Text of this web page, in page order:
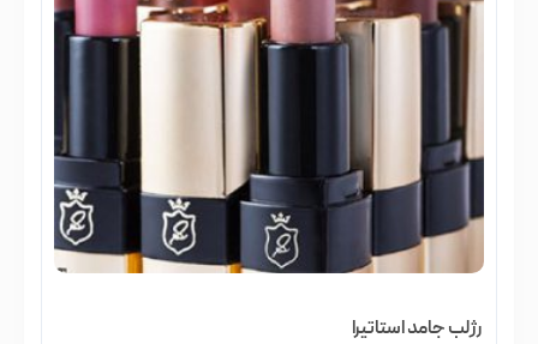
رژلب جامد استاتیرا